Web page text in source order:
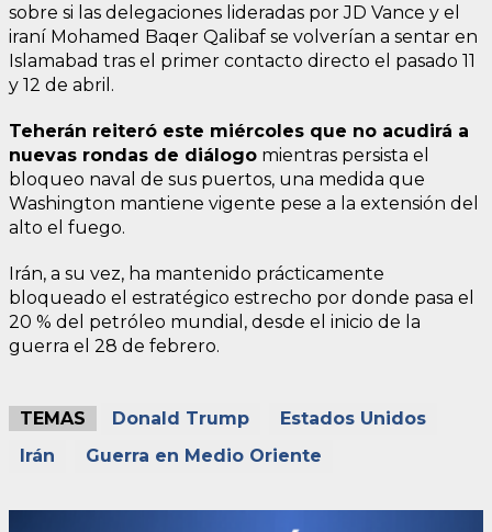
sobre si las delegaciones lideradas por JD Vance y el
iraní Mohamed Baqer Qalibaf se volverían a sentar en
Islamabad tras el primer contacto directo el pasado 11
y 12 de abril.
Teherán reiteró este miércoles que no acudirá a
nuevas rondas de diálogo mientras persista el
bloqueo naval de sus puertos, una medida que
Washington mantiene vigente pese a la extensión del
alto el fuego.
Irán, a su vez, ha mantenido prácticamente
bloqueado el estratégico estrecho por donde pasa el
20 % del petróleo mundial, desde el inicio de la
guerra el 28 de febrero.
TEMAS Donald Trump
Estados Unidos
Irán
Guerra en Medio Oriente